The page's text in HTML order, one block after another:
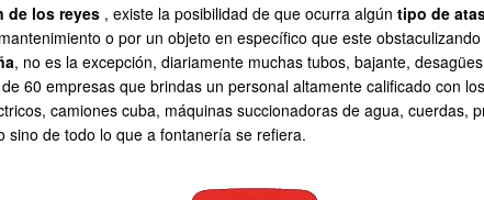
de los reyes , existe la posibilidad de que ocurra algún tipo de
o por un objeto en específico que este
, no es la excepción, diariamente muchas tubos, bajante,
60 empresas que brindas un personal altamente calificado con
camiones cuba, máquinas succionadoras de agua, cuerdas,
de todo lo que a fontanería se refiera.